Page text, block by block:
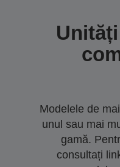
Modelele de
unul sau mai
gamă.
consultați